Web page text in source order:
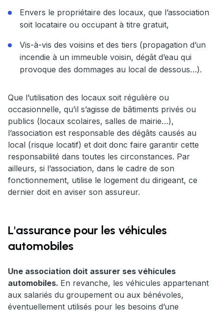
Envers le propriétaire des locaux, que l’association
soit locataire ou occupant à titre gratuit,
Vis-à-vis des voisins et des tiers (propagation d’un
incendie à un immeuble voisin, dégât d’eau qui
provoque des dommages au local de dessous…).
Que l’utilisation des locaux soit régulière ou
occasionnelle, qu’il s’agisse de bâtiments privés ou
publics (locaux scolaires, salles de mairie…),
l’association est responsable des dégâts causés au
local (risque locatif) et doit donc faire garantir cette
responsabilité dans toutes les circonstances. Par
ailleurs, si l’association, dans le cadre de son
fonctionnement, utilise le logement du dirigeant, ce
dernier doit en aviser son assureur.
L'assurance pour les véhicules
automobiles
Une association doit assurer ses véhicules
automobiles. En revanche, les véhicules appartenant
aux salariés du groupement ou aux bénévoles,
éventuellement utilisés pour les besoins d’une